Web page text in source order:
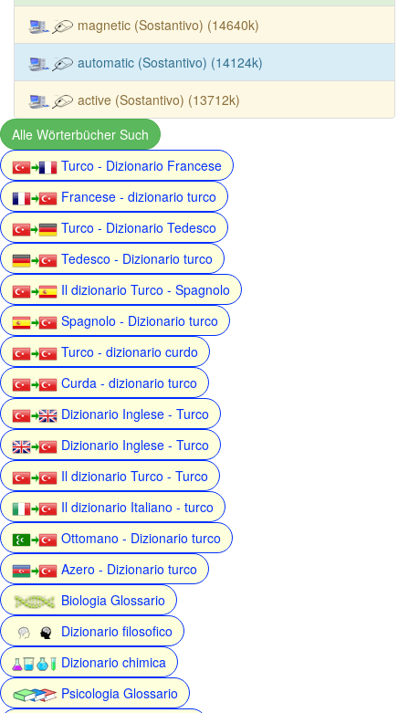
magnetic (Sostantivo) (14640k)
automatic (Sostantivo) (14124k)
active (Sostantivo) (13712k)
Alle Wörterbücher Such
Turco - Dizionario Francese
Francese - dizionario turco
Turco - Dizionario Tedesco
Tedesco - Dizionario turco
Il dizionario Turco - Spagnolo
Spagnolo - Dizionario turco
Turco - dizionario curdo
Curda - dizionario turco
Dizionario Inglese - Turco
Dizionario Inglese - Turco
Il dizionario Turco - Turco
Il dizionario Italiano - turco
Ottomano - Dizionario turco
Azero - Dizionario turco
Biologia Glossario
Dizionario filosofico
Dizionario chimica
Psicologia Glossario